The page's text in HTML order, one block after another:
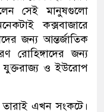
সেই মানুষগুলো
কক্সবাজারে
জন্য আন্তর্জাতিক
রোহিঙ্গাদের জন্য
যুক্তরাজ্য ও ইউরোপ
তারাই এখন সংকটে।